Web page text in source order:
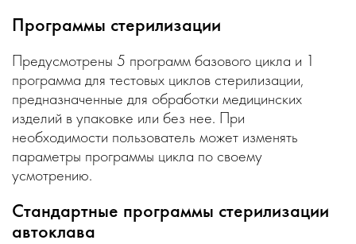
Программы стерилизации
Предусмотрены 5 программ базового цикла и 1
программа для тестовых циклов стерилизации,
предназначенные для обработки медицинских
изделий в упаковке или без нее. При
необходимости пользователь может изменять
параметры программы цикла по своему
усмотрению.
Стандартные программы стерилизации
автоклава